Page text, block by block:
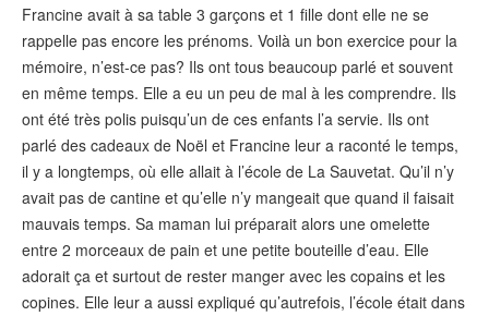
Francine avait à sa table 3 garçons et 1 fille dont elle ne se
rappelle pas encore les prénoms. Voilà un bon exercice pour la
mémoire, n’est-ce pas? Ils ont tous beaucoup parlé et souvent
en même temps. Elle a eu un peu de mal à les comprendre. Ils
ont été très polis puisqu’un de ces enfants l’a servie. Ils ont
parlé des cadeaux de Noël et Francine leur a raconté le temps,
il y a longtemps, où elle allait à l’école de La Sauvetat. Qu’il n’y
avait pas de cantine et qu’elle n’y mangeait que quand il faisait
mauvais temps. Sa maman lui préparait alors une omelette
entre 2 morceaux de pain et une petite bouteille d’eau. Elle
adorait ça et surtout de rester manger avec les copains et les
copines. Elle leur a aussi expliqué qu’autrefois, l’école était dans